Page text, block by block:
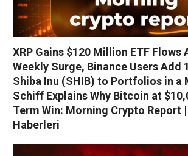
XRP Gains $120 Million ETF Flows
Weekly Surge, Binance Users Add
Shiba Inu (SHIB) to Portfolios in a
Schiff Explains Why Bitcoin at
Term Win: Morning Crypto Report
Haberleri